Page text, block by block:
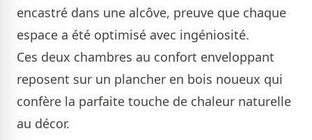
encastré dans une alcôve, preuve que chaque
espace a été optimisé avec ingéniosité.
Ces deux chambres au confort enveloppant
reposent sur un plancher en bois noueux qui
confère la parfaite touche de chaleur naturelle
au décor.